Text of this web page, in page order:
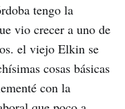
tengo la
vio crecer a uno de
el viejo Elkin se
cosas básicas
con la